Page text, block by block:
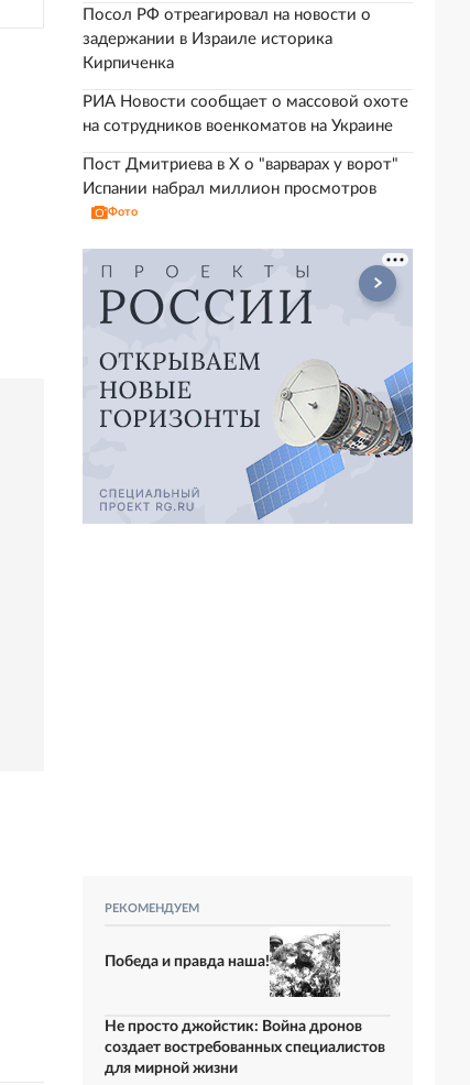
Посол РФ отреагировал на новости о
задержании в Израиле историка
Кирпиченка
РИА Новости сообщает о массовой охоте
на сотрудников военкоматов на Украине
Пост Дмитриева в X о "варварах у ворот"
Испании набрал миллион просмотров
Фото
РЕКОМЕНДУЕМ
Победа и правда наша!
Не просто джойстик: Война дронов
создает востребованных специалистов
для мирной жизни